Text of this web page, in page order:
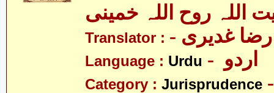
اللہ روح اللہ خمینی
Translator : غدیری
Language : Urdu
Category : Jurisprudence